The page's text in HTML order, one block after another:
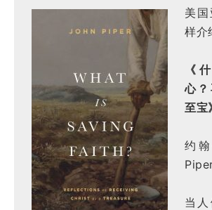
美
样介
《
心
至宝
约
Piper
当